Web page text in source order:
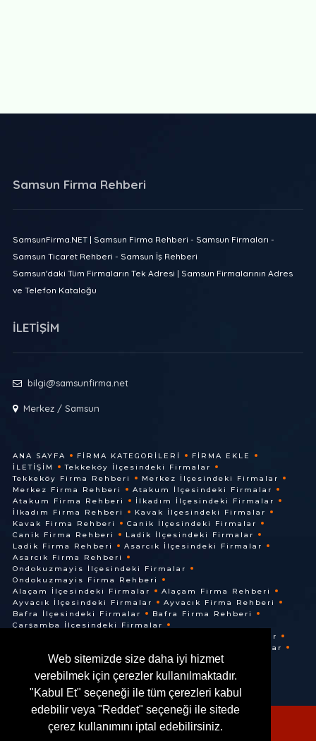
Web sitemizde size daha iyi hizmet
verebilmek için çerezler kullanılmaktadır.
"Kabul Et" seçeneği ile tüm çerezleri kabul
edebilir veya "Reddet" seçeneği ile sitede
çerez kullanımını iptal edebilirsiniz.
Samsun Firma Rehberi
SamsunFirma.NET | Samsun Firma Rehberi - Samsun Firmaları -
Samsun Ticaret Rehberi - Samsun İş Rehberi
Samsun'daki Tüm Firmaların Tek Adresi | Samsun Firmalarının Adres
ve Telefon Kataloğu
İLETİŞİM
bilgi@samsunfirma.net
Merkez / Samsun
ANA SAYFA FIRMA KATEGORILERI
FIRMA EKLE
İLETIŞIM
Tekkeköy İlçesindeki Firmalar
Tekkeköy Firma Rehberi
Merkez İlçesindeki Firmalar
Merkez Firma Rehberi
Atakum İlçesindeki Firmalar
Atakum Firma Rehberi
İlkadım İlçesindeki Firmalar
İlkadım Firma Rehberi
Kavak İlçesindeki Firmalar
Kavak Firma Rehberi
Canik İlçesindeki Firmalar
Canik Firma Rehberi
Ladik İlçesindeki Firmalar
Ladik Firma Rehberi
Asarcık İlçesindeki Firmalar
Asarcık Firma Rehberi
Ondokuzmayis İlçesindeki Firmalar
Ondokuzmayis Firma Rehberi
Alaçam İlçesindeki Firmalar
Alaçam Firma Rehberi
Ayvacık İlçesindeki Firmalar
Ayvacık Firma Rehberi
Bafra İlçesindeki Firmalar
Bafra Firma Rehberi
Çarşamba İlçesindeki Firmalar
Terme İlçesindeki Firmalar
Vezirköprü İlçesindeki Firmalar
Vezirköprü Firma Rehberi